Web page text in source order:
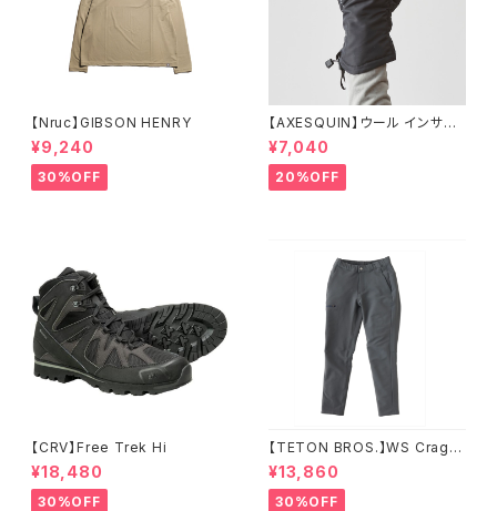
【Nruc】GIBSON HENRY
¥9,240
30%OFF
【AXESQUIN】ウール インサレ
ーション トリガー ミトン
¥7,040
20%OFF
【CRV】Free Trek Hi
¥18,480
30%OFF
【TETON BROS.】WS Crag P
ant
¥13,860
30%OFF